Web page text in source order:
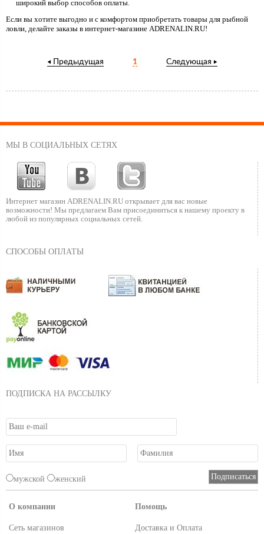
широкий выбор способов оплаты.
Если вы хотите выгодно и с комфортом приобретать товары для рыбной
ловли, делайте заказы в интернет-магазине ADRENALIN.RU!
Предыдущая 1 Следующая
МЫ В СОЦИАЛЬНЫХ СЕТЯХ
Интернет магазин ADRENALIN.RU открывает для вас новые
возможности! Мы предлагаем Вам присоединиться к нашему проекту в
любой из популярных социальных сетей.
СПОСОБЫ ОПЛАТЫ
ПОДПИСКА НА РАССЫЛКУ
мужской женский
О компании
Сеть магазинов
Помощь
Доставка и Оплата